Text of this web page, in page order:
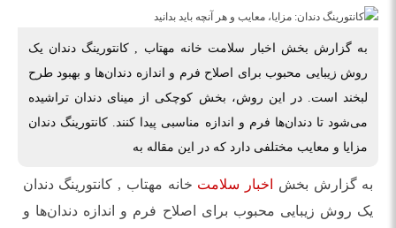
به گزارش بخش اخبار سلامت خانه مهتاب , کانتورینگ دندان یک
روش زیبایی محبوب برای اصلاح فرم و اندازه دندان‌ها و بهبود طرح
لبخند است. در این روش، بخش کوچکی از مینای دندان تراشیده
می‌شود تا دندان‌ها فرم و اندازه مناسبی پیدا کنند. کانتورینگ دندان
مزایا و معایب مختلفی دارد که در این مقاله به
به گزارش بخش اخبار سلامت خانه مهتاب , کانتورینگ دندان
یک روش زیبایی محبوب برای اصلاح فرم و اندازه دندان‌ها و